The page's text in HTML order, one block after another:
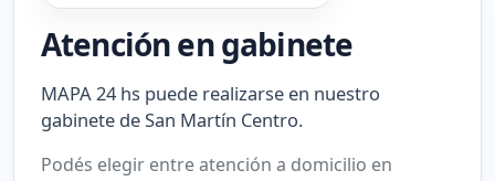
Atención en gabinete
MAPA 24 hs puede realizarse en nuestro
gabinete de San Martín Centro.
Podés elegir entre atención a domicilio en